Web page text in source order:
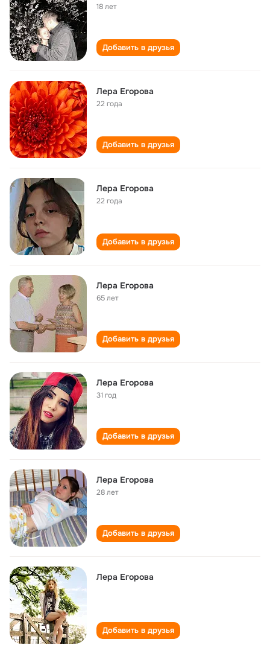
18 лет
Добавить в друзья
Лера Егорова
22 года
Добавить в друзья
Лера Егорова
22 года
Добавить в друзья
Лера Егорова
65 лет
Добавить в друзья
Лера Егорова
31 год
Добавить в друзья
Лера Егорова
28 лет
Добавить в друзья
Лера Егорова
Добавить в друзья